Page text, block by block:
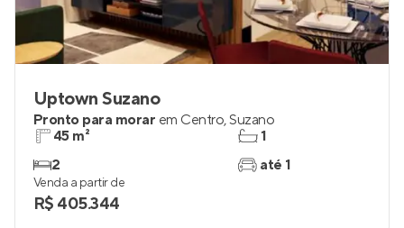
Uptown Suzano
Pronto para morar em Centro,Suzano
45 m²
2
1
até 1
Venda a partir de
R$ 405.344